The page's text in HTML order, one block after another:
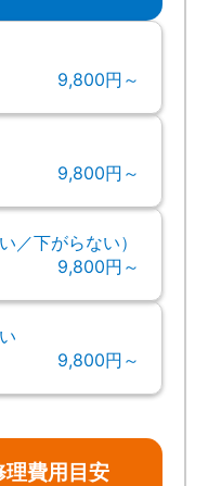
9,800円～
9,800円～
／下がらない）
9,800円～
9,800円～
費用目安